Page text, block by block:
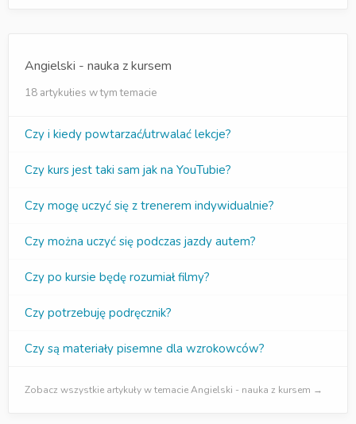
Angielski - nauka z kursem
18 artykułies w tym temacie
Czy i kiedy powtarzać/utrwalać lekcje?
Czy kurs jest taki sam jak na YouTubie?
Czy mogę uczyć się z trenerem indywidualnie?
Czy można uczyć się podczas jazdy autem?
Czy po kursie będę rozumiał filmy?
Czy potrzebuję podręcznik?
Czy są materiały pisemne dla wzrokowców?
Zobacz wszystkie artykuły w temacie Angielski - nauka z kursem →